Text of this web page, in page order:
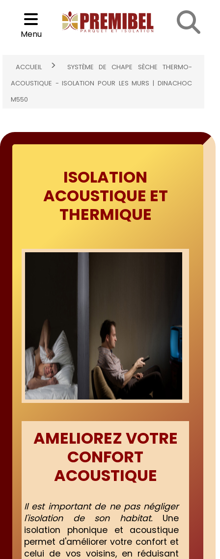
les murs | Dinachoc M550
Choisir son parquet
Menu
ACCUEIL >
SYSTÈME DE CHAPE SÈCHE THERMO-
ACOUSTIQUE - ISOLATION POUR LES MURS | DINACHOC
M550
ISOLATION
ACOUSTIQUE ET
THERMIQUE
AMELIOREZ VOTRE
CONFORT
ACOUSTIQUE
Il est important de ne pas négliger
l'isolation de son habitat. Une
isolation phonique et acoustique
permet d'améliorer votre confort et
celui de vos voisins, en réduisant